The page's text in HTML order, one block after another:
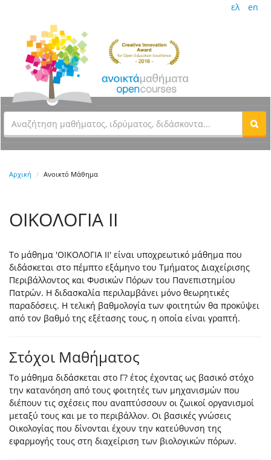
ελ en
Αρχική Ανοικτό Μάθημα
ΟΙΚΟΛΟΓΙΑ ΙΙ
Το μάθημα 'ΟΙΚΟΛΟΓΙΑ ΙΙ' είναι υποχρεωτικό μάθημα που
διδάσκεται στο πέμπτο εξάμηνο του Τμήματος Διαχείρισης
Περιβάλλοντος και Φυσικών Πόρων του Πανεπιστημίου
Πατρών. Η διδασκαλία περιλαμβάνει μόνο θεωρητικές
παραδόσεις. Η τελική βαθμολογία των φοιτητών θα προκύψει
από τον βαθμό της εξέτασης τους, η οποία είναι γραπτή.
Στόχοι Μαθήματος
Το μάθημα διδάσκεται στο Γ? έτος έχοντας ως βασικό στόχο
την κατανόηση από τους φοιτητές των μηχανισμών που
διέπουν τις σχέσεις που αναπτύσσουν οι ζωικοί οργανισμοί
μεταξύ τους και με το περιβάλλον. Οι βασικές γνώσεις
Οικολογίας που δίνονται έχουν την κατεύθυνση της
εφαρμογής τους στη διαχείριση των βιολογικών πόρων.